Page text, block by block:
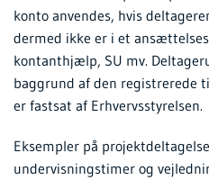
konto anvendes, hvis
dermed ikke er i et
kontanthjælp, SU mv.
baggrund af den registrerede
er fastsat af Erhvervsstyrelsen.
Eksempler på
undervisningstimer og